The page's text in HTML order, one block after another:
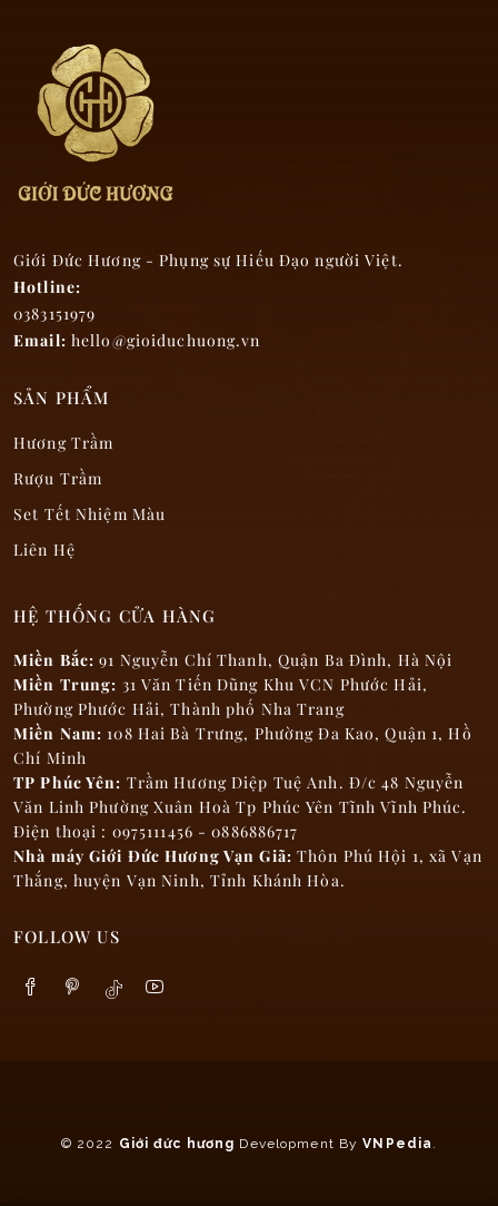
Giới Đức Hương - Phụng sự Hiếu Đạo người Việt.
Hotline:
0383151979
Email: hello@gioiduchuong.vn
SẢN PHẨM
Hương Trầm
Rượu Trầm
Set Tết Nhiệm Màu
Liên Hệ
HỆ THỐNG CỬA HÀNG
Miền Bắc: 91 Nguyễn Chí Thanh, Quận Ba Đình, Hà Nội
Miền Trung: 31 Văn Tiến Dũng Khu VCN Phước Hải,
Phường Phước Hải, Thành phố Nha Trang
Miền Nam: 108 Hai Bà Trưng, Phường Đa Kao, Quận 1, Hồ
Chí Minh
TP Phúc Yên: Trầm Hương Diệp Tuệ Anh. Đ/c 48 Nguyễn
Văn Linh Phường Xuân Hoà Tp Phúc Yên Tĩnh Vĩnh Phúc.
Điện thoại : 0975111456 - 0886886717
Nhà máy Giới Đức Hương Vạn Giã: Thôn Phú Hội 1, xã Vạn
Thắng, huyện Vạn Ninh, Tỉnh Khánh Hòa.
FOLLOW US
© 2022 Giới đức hương Development ByVNPedia